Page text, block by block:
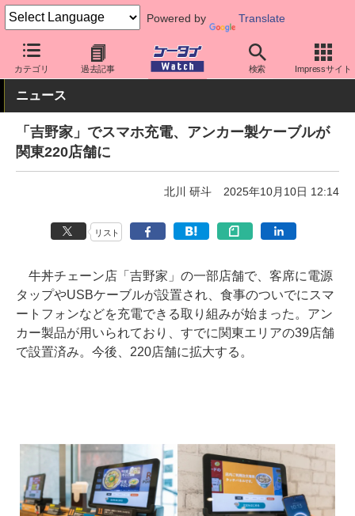
Powered by Translate
カテゴリ 過去記事 検索 Impressサイト
ケータイ Watch 周辺機器/アクセサリー 充電器
ニュース
「吉野家」でスマホ充電、アンカー製ケーブルが
関東220店舗に
北川 研斗 2025年10月10日 12:14
リスト
牛丼チェーン店「吉野家」の一部店舗で、客席に電源
タップやUSBケーブルが設置され、食事のついでにスマ
ートフォンなどを充電できる取り組みが始まった。アン
カー製品が用いられており、すでに関東エリアの39店舗
で設置済み。今後、220店舗に拡大する。